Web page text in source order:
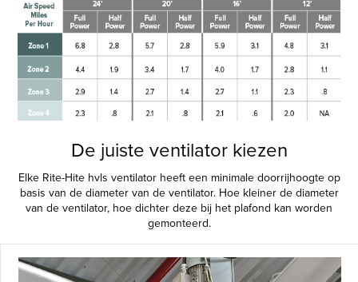
De juiste ventilator kiezen
Elke Rite-Hite hvls ventilator heeft een minimale doorrijhoogte op
basis van de diameter van de ventilator. Hoe kleiner de diameter
van de ventilator, hoe dichter deze bij het plafond kan worden
gemonteerd.